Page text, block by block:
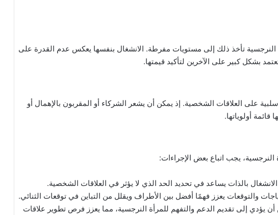
النرجسية تأخذ ذلك إلى مستويات مفرطة. الانشغال بنفسها يعكس عدم القدرة على
بشكل كبير على الآخرين لتأكيد قيمتها.
على العلاقات الشخصية. إذ يمكن أن يشعر الشركاء أو المقربون بالإهمال أو
قائمة أولوياتها.
يجب اتباع بعض الإجراءات:
بالذات يساعد في تحديد الحد الذي لا يؤثر في العلاقات الشخصية.
والتوقعات يعزز فهمًا أفضل بين الأطراف ويقلل من التباين في توقعات الثنائي.
يؤدي إلى تقديم الدعم والتفهم للمرأة النرجسية، مما يعزز فرص تطوير علاقات